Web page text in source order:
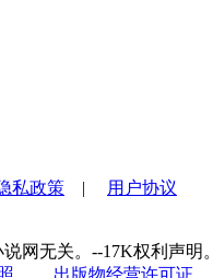
私政策 | 用户协议
网无关。--17K权利声明。
出版物经营许可证